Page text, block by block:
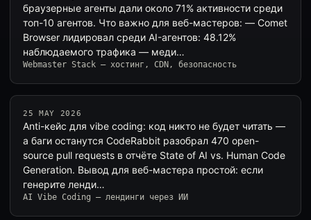
браузерные агенты дали около 71% активности среди
топ-10 агентов. Что важно для веб-мастеров: — Comet
Browser лидировал среди AI-агентов: 48.12%
наблюдаемого трафика — меди…
Webmaster Stack — хостинг, CDN, безопасность
25 MAY 2026
Anti-кейс для vibe coding: код никто не будет читать —
а баги останутся CodeRabbit разобрал 470 open-
source pull requests в отчёте State of AI vs. Human Code
Generation. Вывод для веб-мастера простой: если
генерите ленди…
AI Vibe Coding — лендинги через ИИ